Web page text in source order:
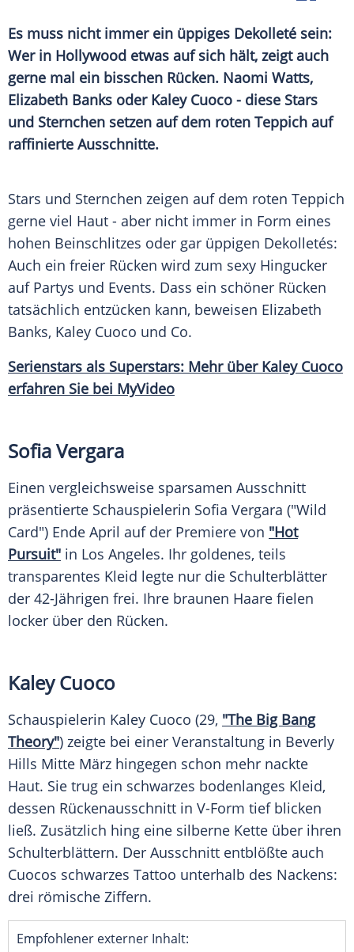
Es muss nicht immer ein üppiges Dekolleté sein:
Wer in Hollywood etwas auf sich hält, zeigt auch
gerne mal ein bisschen Rücken. Naomi Watts,
Elizabeth Banks oder Kaley Cuoco - diese Stars
und Sternchen setzen auf dem roten Teppich auf
raffinierte Ausschnitte.
Stars und Sternchen zeigen auf dem roten Teppich
gerne viel Haut - aber nicht immer in Form eines
hohen Beinschlitzes oder gar üppigen Dekolletés:
Auch ein freier Rücken wird zum sexy Hingucker
auf Partys und Events. Dass ein schöner Rücken
tatsächlich entzücken kann, beweisen Elizabeth
Banks, Kaley Cuoco und Co.
Serienstars als Superstars: Mehr über Kaley Cuoco
erfahren Sie bei MyVideo
Sofia Vergara
Einen vergleichsweise sparsamen Ausschnitt
präsentierte Schauspielerin Sofia Vergara ("Wild
Card") Ende April auf der Premiere von "Hot
Pursuit" in Los Angeles. Ihr goldenes, teils
transparentes Kleid legte nur die Schulterblätter
der 42-Jährigen frei. Ihre braunen Haare fielen
locker über den Rücken.
Kaley Cuoco
Schauspielerin Kaley Cuoco (29, "The Big Bang
Theory") zeigte bei einer Veranstaltung in Beverly
Hills Mitte März hingegen schon mehr nackte
Haut. Sie trug ein schwarzes bodenlanges Kleid,
dessen Rückenausschnitt in V-Form tief blicken
ließ. Zusätzlich hing eine silberne Kette über ihren
Schulterblättern. Der Ausschnitt entblößte auch
Cuocos schwarzes Tattoo unterhalb des Nackens:
drei römische Ziffern.
Empfohlener externer Inhalt: